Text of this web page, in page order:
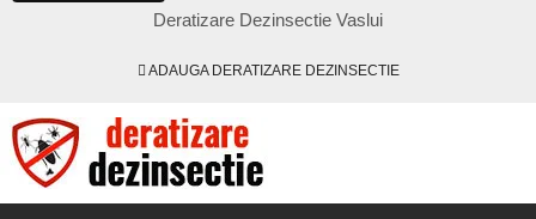
Deratizare Dezinsectie Vaslui
ADAUGA DERATIZARE DEZINSECTIE